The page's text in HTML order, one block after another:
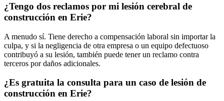
¿Tengo dos reclamos por mi lesión cerebral de
construcción en Erie?
A menudo sí. Tiene derecho a compensación laboral sin importar la
culpa, y si la negligencia de otra empresa o un equipo defectuoso
contribuyó a su lesión, también puede tener un reclamo contra
terceros por daños adicionales.
¿Es gratuita la consulta para un caso de lesión de
construcción en Erie?